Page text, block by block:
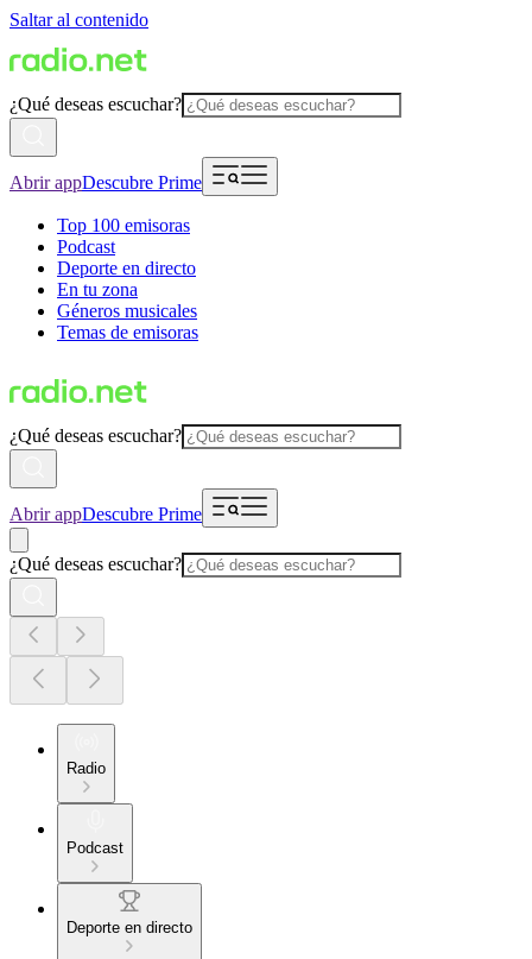
Saltar al contenido
¿Qué deseas escuchar?
Abrir appDescubre Prime
Top 100 emisoras
Podcast
Deporte en directo
En tu zona
Géneros musicales
Temas de emisoras
¿Qué deseas escuchar?
Abrir appDescubre Prime
¿Qué deseas escuchar?
Radio
Podcast
Deporte en directo